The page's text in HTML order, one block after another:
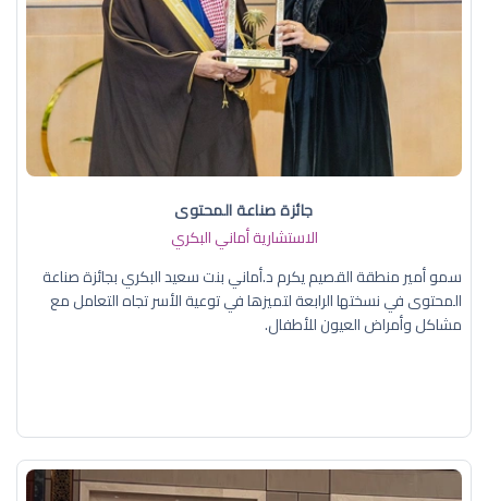
جائزة صناعة المحتوى
الاستشارية أماني البكري
سمو أمير منطقة القصيم يكرم د.أماني بنت سعيد البكري بجائزة صناعة
المحتوى في نسختها الرابعة لتميزها في توعية الأسر تجاه التعامل مع
مشاكل وأمراض العيون للأطفال.